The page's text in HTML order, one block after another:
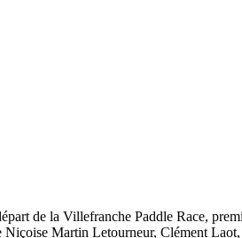
de la Villefranche Paddle Race,
Niçoise Martin Letourneur, Clément